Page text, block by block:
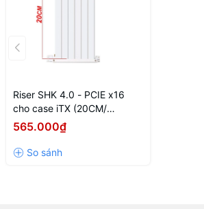
Riser SHK 4.0 - PCIE x16
cho case iTX (20CM/
TRẮNG)
565.000₫